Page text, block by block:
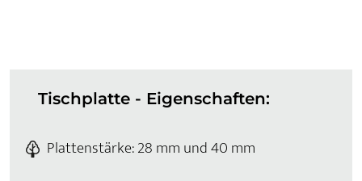
Tischplatte - Eigenschaften:
Plattenstärke: 28 mm und 40 mm